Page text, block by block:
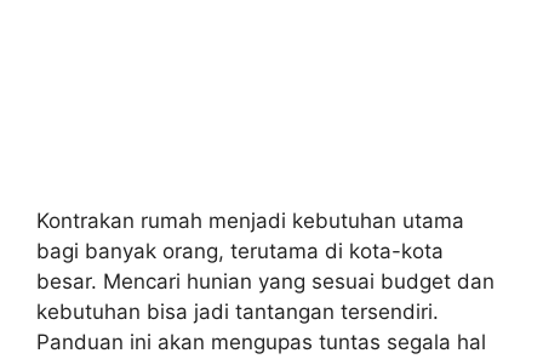
Kontrakan rumah menjadi kebutuhan utama
bagi banyak orang, terutama di kota-kota
besar. Mencari hunian yang sesuai budget dan
kebutuhan bisa jadi tantangan tersendiri.
Panduan ini akan mengupas tuntas segala hal